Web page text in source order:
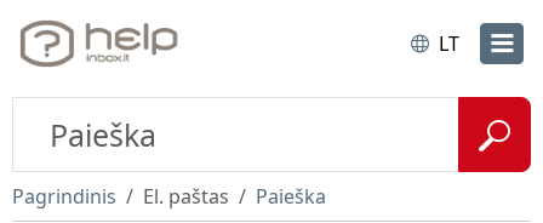
LT
Pagrindinis El. paštas Paieška